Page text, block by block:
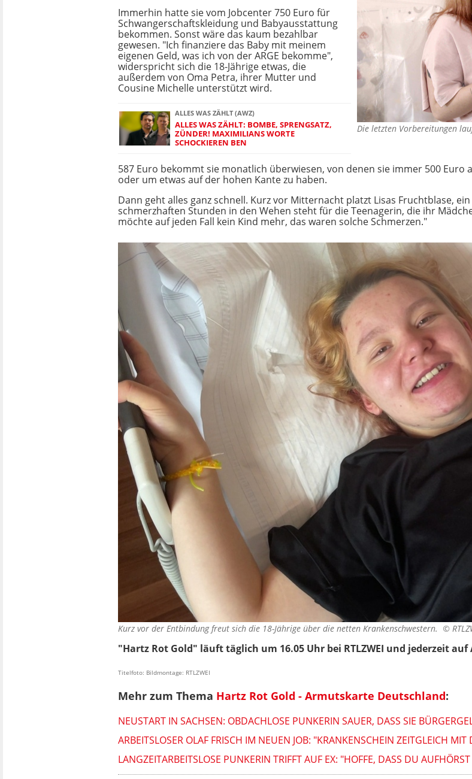
Die letzten Vorbereitungen
Immerhin hatte sie vom Jobcenter 750 Euro für
Schwangerschaftskleidung und Babyausstattung
bekommen. Sonst wäre das kaum bezahlbar
gewesen. "Ich finanziere das Baby mit meinem
eigenen Geld, was ich von der ARGE bekomme",
widerspricht sich die 18-Jährige etwas, die
außerdem von Oma Petra, ihrer Mutter und
Cousine Michelle unterstützt wird.
ALLES WAS ZÄHLT (AWZ)
ALLES WAS ZÄHLT: BOMBE, SPRENGSATZ,
ZÜNDER! MAXIMILIANS WORTE
SCHOCKIEREN BEN
587 Euro bekommt sie monatlich überwiesen, von denen sie immer 500
oder um etwas auf der hohen Kante zu haben.
Dann geht alles ganz schnell. Kurz vor Mitternacht platzt Lisas Fruchtblase,
schmerzhaften Stunden in den Wehen steht für die Teenagerin, die ihr
möchte auf jeden Fall kein Kind mehr, das waren solche Schmerzen."
Kurz vor der Entbindung freut sich die 18-Jährige über die netten Krankenschwestern. ©
"Hartz Rot Gold" läuft täglich um 16.05 Uhr bei RTLZWEI und jederzeit auf
Titelfoto: Bildmontage: RTLZWEI
Mehr zum Thema Hartz Rot Gold - Armutskarte Deutschland:
NEUSTART IN SACHSEN: OBDACHLOSE PUNKERIN SAUER, DASS SIE
ARBEITSLOSER OLAF FRISCH IM NEUEN JOB: "KRANKENSCHEIN ZEITGLEICH
LANGZEITARBEITSLOSE PUNKERIN TRIFFT AUF EX: "HOFFE, DASS DU